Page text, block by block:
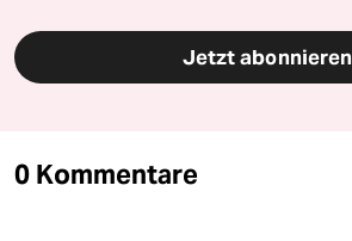
Jetzt abonnieren
0 Kommentare